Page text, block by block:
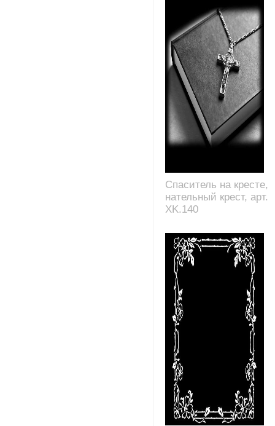
Спаситель на кресте,
нательный крест, арт.
XK.140